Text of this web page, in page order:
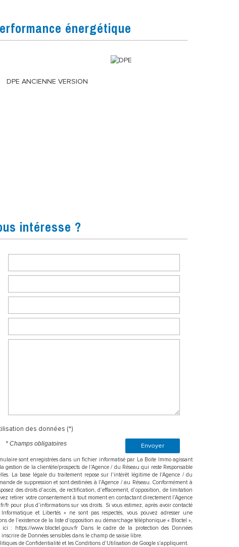
énergétique
DPE ANCIENNE VERSION
intéresse ?
des données (*)
Envoyer
* Champs obligatoires
sont enregistrées dans un fichier informatisé par La Boite Immo agissant
de la clientèle/prospects de l'Agence / du Réseau qui reste Responsable
La base légale du traitement repose sur l'intérêt légitime de l'Agence / du
de suppression et sont destinées à l'Agence / au Réseau. Conformément à
des droits d’accès, de rectification, d’effacement, d’opposition, de limitation
retirer votre consentement à tout moment en contactant directement l’Agence
fr pour plus d’informations sur vos droits. Si vous estimez, après avoir contacté
et Libertés » ne sont pas respectés, vous pouvez adresser une
de l’existence de la liste d'opposition au démarchage téléphonique « Bloctel »,
: https://www.bloctel.gouv.fr Dans le cadre de la protection des Données
de Données sensibles dans le champ de saisie libre.
de Confidentialité et les Conditions d'Utilisation de Google s'appliquent.